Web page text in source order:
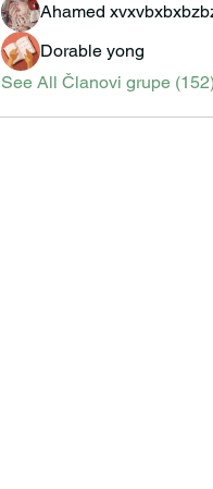
Ahamed
Dorable yong
See All Članovi grupe